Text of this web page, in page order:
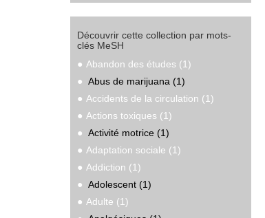
Découvrir cette collection par mots-
clés MeSH
Abandon des études (1)
Abus de marijuana (1)
Accidents de la circulation (1)
Actions toxiques (1)
Activité motrice (1)
Adaptation sociale (1)
Addiction (1)
Adolescent (1)
Adulte (1)